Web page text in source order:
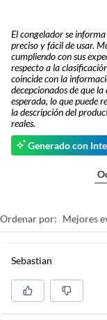
El congelador se
preciso y fácil de usar.
cumpliendo con sus
respecto a la
coincide con la
decepcionados de que
esperada, lo que puede
la descripción del
reales.
Generado con
Ordenar por: Mejores
Sebastian